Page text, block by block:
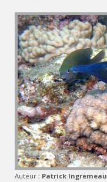
Auteur : Patrick Ingremeau